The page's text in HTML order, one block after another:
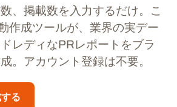
、掲載数を入力するだけ。こ
作成ツールが、業界の実デー
レディなPRレポートをブラ
。アカウント登録は不要。
る